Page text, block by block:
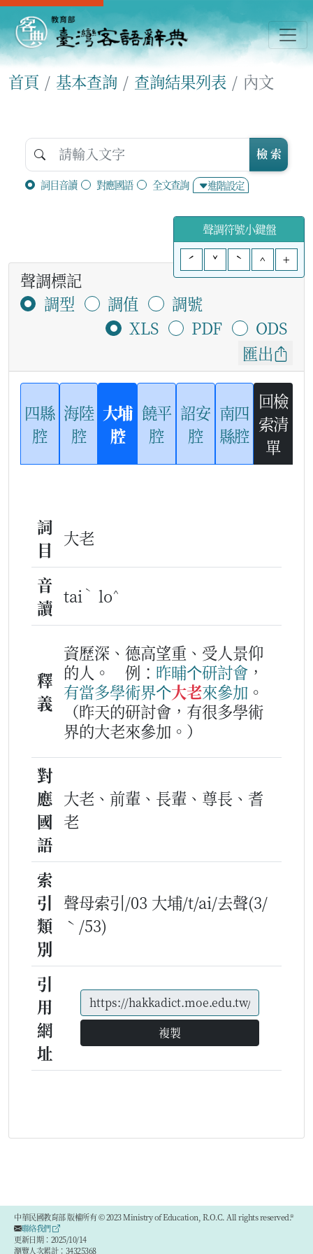
首頁 基本查詢 查詢結果列表 內文
詞目音讀 對應國語 全文查詢 進階設定
檢 索
聲調符號小鍵盤
ˊ
ˇ ˋ ^ +
聲調標記
調型
調值
調號
XLS
PDF
ODS
匯出
四縣
腔
海陸
腔
大埔
腔
饒平
腔
詔安
腔
南四
縣腔
回檢
索清
單
詞
目
大老
音
讀
tai ˋ lo^
釋
義
資歷深、德高望重、受人景仰
的人。
例： 昨晡个研討會 ，
有當多學術界个大老來參加 。
（昨天的研討會，有很多學術
界的大老來參加。）
對
應
國
語
大老、前輩、長輩、尊長、耆
老
索
引
類
別
聲母索引/03 大埔/t/ai/去聲(3/
ˋ/53)
引
用
網
址
複製
中華民國教育部 版權所有 © 2023 Ministry of Education, R.O.C. All rights reserved.®
聯絡我們
更新日期：2025/10/14
瀏覽人次累計：34325368